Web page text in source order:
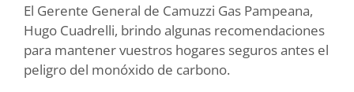
El Gerente General de Camuzzi Gas Pampeana,
Hugo Cuadrelli, brindo algunas recomendaciones
para mantener vuestros hogares seguros antes el
peligro del monóxido de carbono.